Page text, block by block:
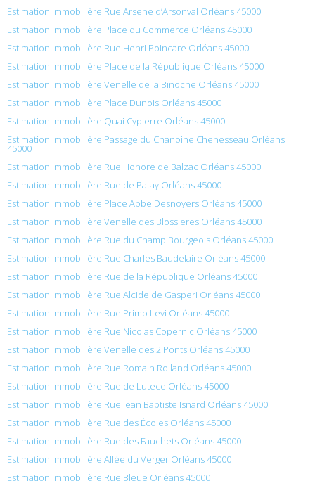
Estimation immobilière Rue Arsene d’Arsonval Orléans 45000
Estimation immobilière Place du Commerce Orléans 45000
Estimation immobilière Rue Henri Poincare Orléans 45000
Estimation immobilière Place de la République Orléans 45000
Estimation immobilière Venelle de la Binoche Orléans 45000
Estimation immobilière Place Dunois Orléans 45000
Estimation immobilière Quai Cypierre Orléans 45000
Estimation immobilière Passage du Chanoine Chenesseau Orléans
45000
Estimation immobilière Rue Honore de Balzac Orléans 45000
Estimation immobilière Rue de Patay Orléans 45000
Estimation immobilière Place Abbe Desnoyers Orléans 45000
Estimation immobilière Venelle des Blossieres Orléans 45000
Estimation immobilière Rue du Champ Bourgeois Orléans 45000
Estimation immobilière Rue Charles Baudelaire Orléans 45000
Estimation immobilière Rue de la République Orléans 45000
Estimation immobilière Rue Alcide de Gasperi Orléans 45000
Estimation immobilière Rue Primo Levi Orléans 45000
Estimation immobilière Rue Nicolas Copernic Orléans 45000
Estimation immobilière Venelle des 2 Ponts Orléans 45000
Estimation immobilière Rue Romain Rolland Orléans 45000
Estimation immobilière Rue de Lutece Orléans 45000
Estimation immobilière Rue Jean Baptiste Isnard Orléans 45000
Estimation immobilière Rue des Écoles Orléans 45000
Estimation immobilière Rue des Fauchets Orléans 45000
Estimation immobilière Allée du Verger Orléans 45000
Estimation immobilière Rue Bleue Orléans 45000